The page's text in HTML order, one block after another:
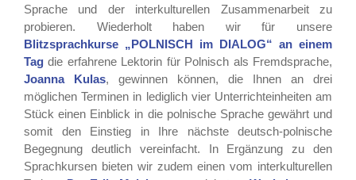
Sprache und der interkulturellen Zusammenarbeit zu
probieren. Wiederholt haben wir für unsere
Blitzsprachkurse „POLNISCH im DIALOG“ an einem
Tag die erfahrene Lektorin für Polnisch als Fremdsprache,
Joanna Kulas, gewinnen können, die Ihnen an drei
möglichen Terminen in lediglich vier Unterrichteinheiten am
Stück einen Einblick in die polnische Sprache gewährt und
somit den Einstieg in Ihre nächste deutsch-polnische
Begegnung deutlich vereinfacht. In Ergänzung zu den
Sprachkursen bieten wir zudem einen vom interkulturellen